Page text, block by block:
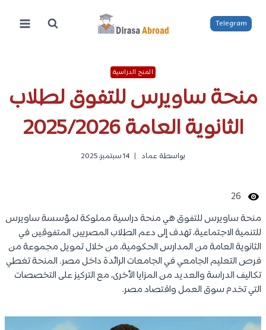
المحتوى
Telegram
المنح الدراسية
منحة ساويرس للتفوق لطلاب
الثانوية العامة 2025/2026
بواسطة عماد 14 سبتمبر، 2025
26
منحة ساويرس للتفوق هي منحة دراسية مملوكة لمؤسسة ساويرس
للتنمية الاجتماعية، تهدف إلى دعم الطلاب المصريين المتفوقين في
الثانوية العامة من المدارس الحكومية، من خلال تمويل مجموعة من
فرص التعليم الجامعي في الجامعات الرائدة داخل مصر. المنحة تغطي
تكاليف الدراسة والعديد من المزايا الأخرى، مع التركيز على التخصصات
التي تخدم سوق العمل واقتصاد مصر.